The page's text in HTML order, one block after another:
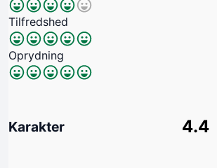
Tilfredshed
Oprydning
Karakter 4.4